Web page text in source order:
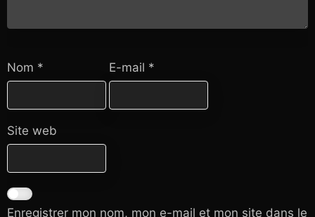
Nom * E-mail *
Site web
Enregistrer mon nom, mon e-mail et mon site dans le